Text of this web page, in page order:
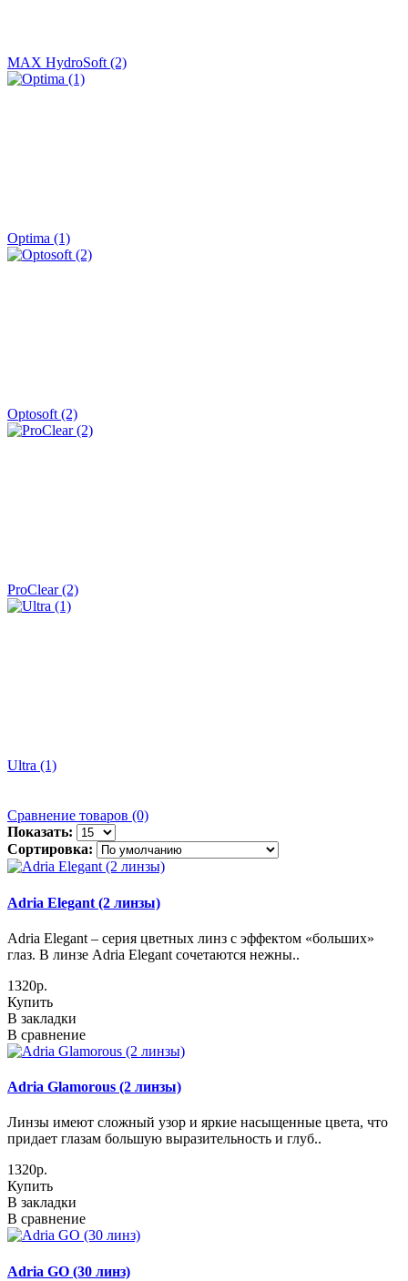
MAX HydroSoft (2)
Optima (1)
Optosoft (2)
ProClear (2)
Ultra (1)
Сравнение товаров (0)
Показать:
Сортировка:
Adria Elegant (2 линзы)
Adria Elegant – серия цветных линз с эффектом «больших»
глаз. В линзе Adria Elegant сочетаются нежны..
1320р.
Купить
В закладки
В сравнение
Adria Glamorous (2 линзы)
Линзы имеют сложный узор и яркие насыщенные цвета, что
придает глазам большую выразительность и глуб..
1320р.
Купить
В закладки
В сравнение
Adria GO (30 линз)